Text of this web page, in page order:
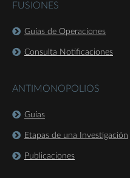
FUSIONES
Guías de Operaciones
Consulta Notificaciones
ANTIMONOPOLIOS
Guías
Etapas de una Investigación
Publicaciones